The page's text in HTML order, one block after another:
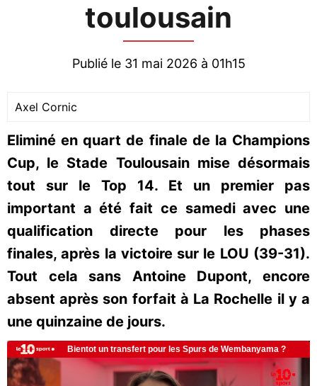
toulousain
Publié le 31 mai 2026 à 01h15
Axel Cornic
Eliminé en quart de finale de la Champions
Cup, le Stade Toulousain mise désormais
tout sur le Top 14. Et un premier pas
important a été fait ce samedi avec une
qualification directe pour les phases
finales, après la victoire sur le LOU (39-31).
Tout cela sans Antoine Dupont, encore
absent après son forfait à La Rochelle il y a
une quinzaine de jours.